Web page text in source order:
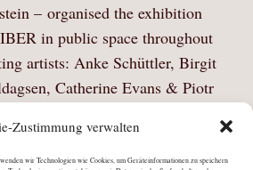
Zustimmung verwalten
wir Technologien wie Cookies, um Geräteinformationen zu speichern
– organised the exhibition
in public space throughout
artists: Anke Schüttler, Birgit
Catherine Evans & Piotr